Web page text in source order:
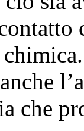
che